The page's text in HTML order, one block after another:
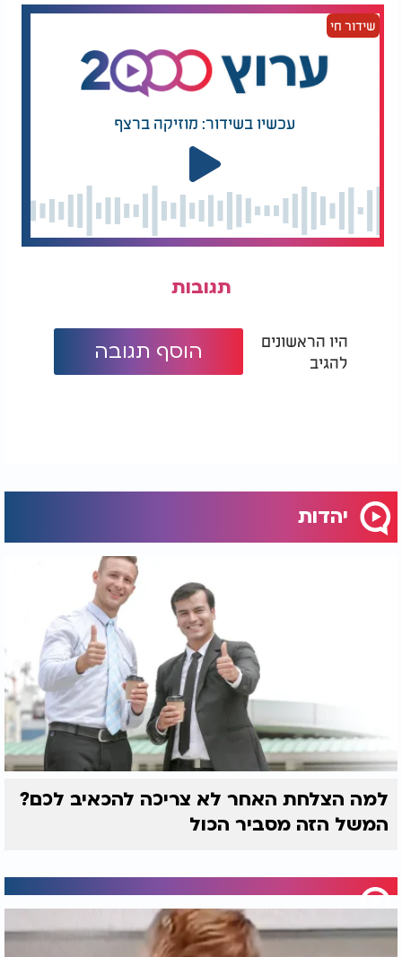
שידור חי
עכשיו בשידור: מוזיקה ברצף
תגובות
היו הראשונים
להגיב
הוסף תגובה
יהדות
למה הצלחת האחר לא צריכה להכאיב לכם?
המשל הזה מסביר הכול